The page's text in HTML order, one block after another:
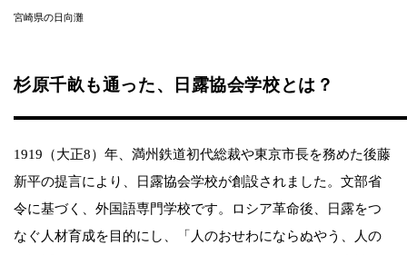
宮崎県の日向灘
杉原千畝も通った、日露協会学校とは？
1919（大正8）年、満州鉄道初代総裁や東京市長を務めた後藤
新平の提言により、日露協会学校が創設されました。文部省
令に基づく、外国語専門学校です。ロシア革命後、日露をつ
なぐ人材育成を目的にし、「人のおせわにならぬやう、人の